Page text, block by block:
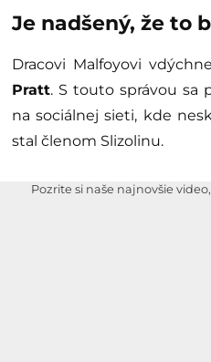
Je nadšený, že to
Dracovi Malfoyovi
Pratt. S touto správou sa
na sociálnej sieti, kde
stal členom Slizolinu.
Pozrite si naše najnovšie